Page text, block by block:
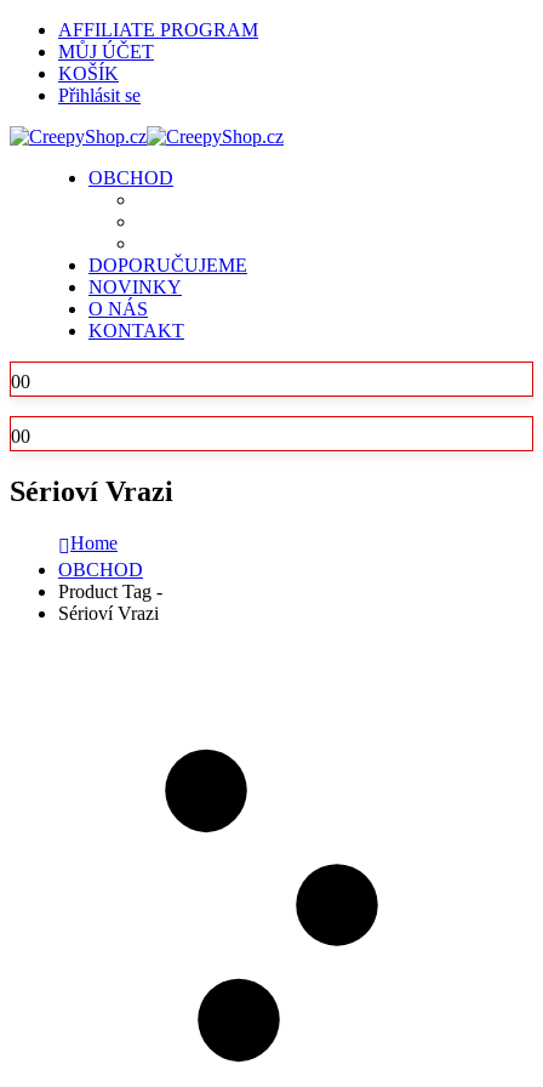
AFFILIATE PROGRAM
MŮJ ÚČET
KOŠÍK
Přihlásit se
OBCHOD
DOPORUČUJEME
NOVINKY
O NÁS
KONTAKT
00
00
Sérioví Vrazi
Home
OBCHOD
Product Tag -
Sérioví Vrazi